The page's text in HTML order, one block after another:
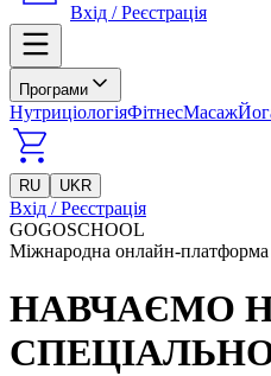
Вхід / Реєстрація
Програми
НутриціологіяФітнесМасаж
RU UKR
Вхід / Реєстрація
GOGOSCHOOL
Міжнародна онлайн-
НАВЧАЄМО